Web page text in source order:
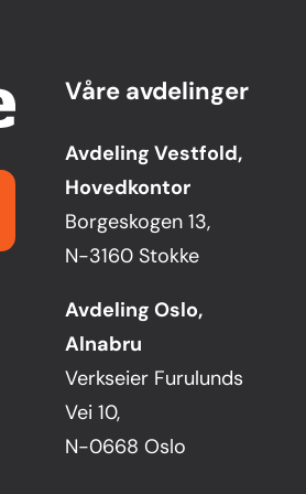
Våre avdelinger
Avdeling Vestfold,
Hovedkontor
Borgeskogen 13,
N-3160 Stokke
Avdeling Oslo,
Alnabru
Verkseier Furulunds
Vei 10,
N-0668 Oslo